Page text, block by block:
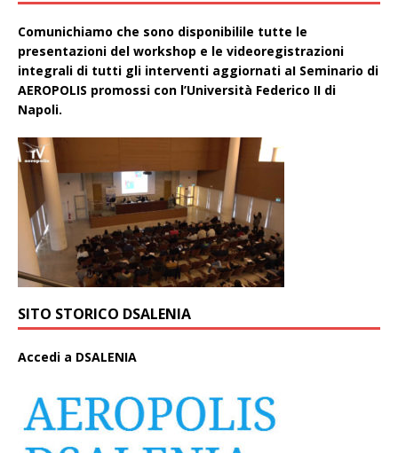
Comunichiamo che sono disponibilile tutte le
presentazioni del workshop e le videoregistrazioni
integrali di tutti gli interventi aggiornati aI Seminario di
AEROPOLIS promossi con l’Università Federico II di
Napoli.
SITO STORICO DSALENIA
Accedi a DSALENIA